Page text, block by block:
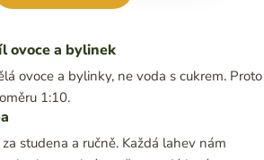
ovoce a bylinek
ovoce a bylinky, ne voda s cukrem. Proto
1:10.
studena a ručně. Každá lahev nám